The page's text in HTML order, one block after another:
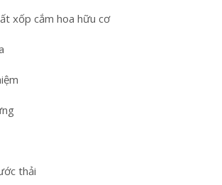
xốp cắm hoa hữu cơ
thải